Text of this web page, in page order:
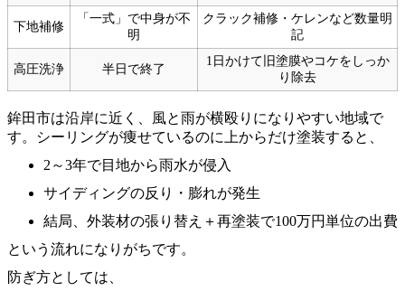
下地補修
「一式」で中身が不
明
クラック補修・ケレンなど数量明
記
高圧洗浄 半日で終了
1日かけて旧塗膜やコケをしっか
り除去
鉾田市は沿岸に近く、風と雨が横殴りになりやすい地域で
す。シーリングが痩せているのに上からだけ塗装すると、
2～3年で目地から雨水が侵入
サイディングの反り・膨れが発生
結局、外装材の張り替え＋再塗装で100万円単位の出費
という流れになりがちです。
防ぎ方としては、